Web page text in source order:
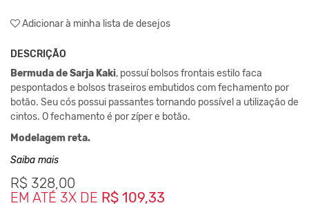
Adicionar à minha lista de desejos
DESCRIÇÃO
Bermuda de Sarja Kaki, possuí bolsos frontais estilo faca
pespontados e bolsos traseiros embutidos com fechamento por
botão. Seu cós possui passantes tornando possível a utilização de
cintos. O fechamento é por zíper e botão.
Modelagem reta.
Composição.
95% Algodão
5% Elastano
Saiba mais
R$ 328,00
EM ATÉ 3X DE R$ 109,33